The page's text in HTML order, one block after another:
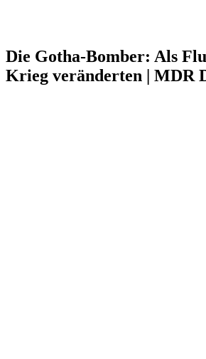
Die Gotha-Bomber: Als
Krieg veränderten | MDR